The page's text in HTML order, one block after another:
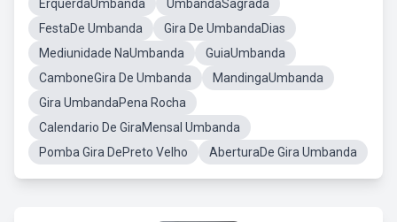
ErquerdaUmbanda
UmbandaSagrada
FestaDe Umbanda
Gira De UmbandaDias
Mediunidade NaUmbanda
GuiaUmbanda
CamboneGira De Umbanda
MandingaUmbanda
Gira UmbandaPena Rocha
Calendario De GiraMensal Umbanda
Pomba Gira DePreto Velho
AberturaDe Gira Umbanda